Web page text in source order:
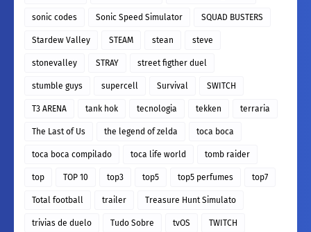
sonic codes Sonic Speed Simulator SQUAD BUSTERS
Stardew Valley STEAM stean steve
stonevalley STRAY street figther duel
stumble guys supercell Survival SWITCH
T3 ARENA tank hok tecnologia tekken terraria
The Last of Us the legend of zelda toca boca
toca boca compilado toca life world tomb raider
top TOP 10 top3 top5 top5 perfumes top7
Total football trailer Treasure Hunt Simulato
trivias de duelo Tudo Sobre tvOS TWITCH